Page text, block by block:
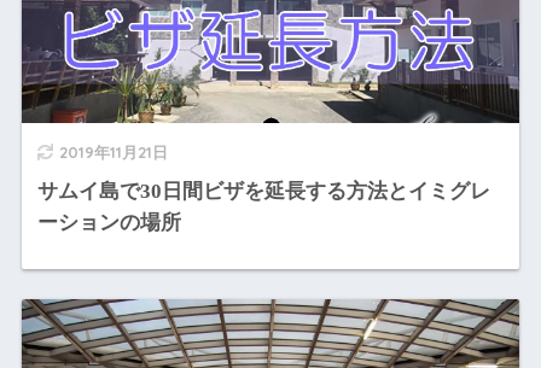
2019年11月21日
サムイ島で30日間ビザを延長する方法とイミグレ
ーションの場所